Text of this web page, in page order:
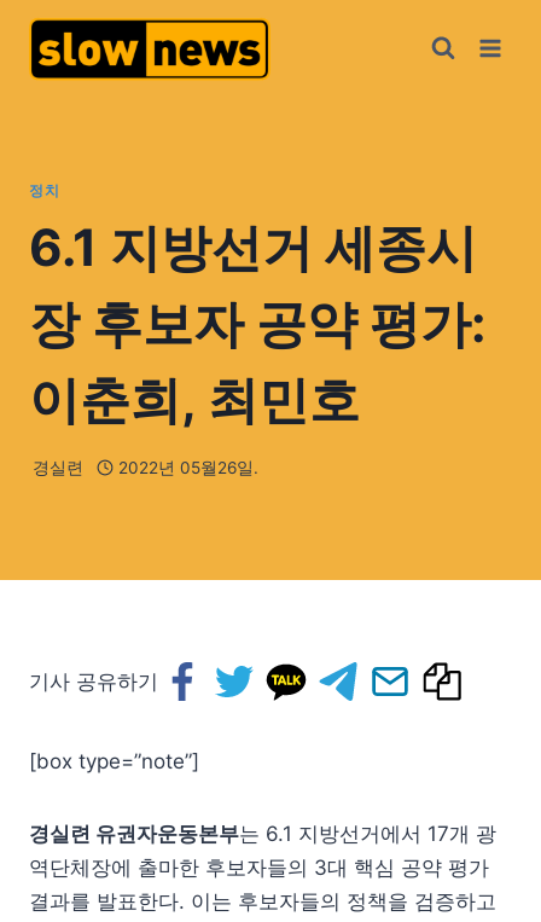
정치
6.1 지방선거 세종시
장 후보자 공약 평가:
이춘희, 최민호
경실련 2022년 05월26일.
기사 공유하기
[box type=”note”]
경실련 유권자운동본부는 6.1 지방선거에서 17개 광
역단체장에 출마한 후보자들의 3대 핵심 공약 평가
결과를 발표한다. 이는 후보자들의 정책을 검증하고